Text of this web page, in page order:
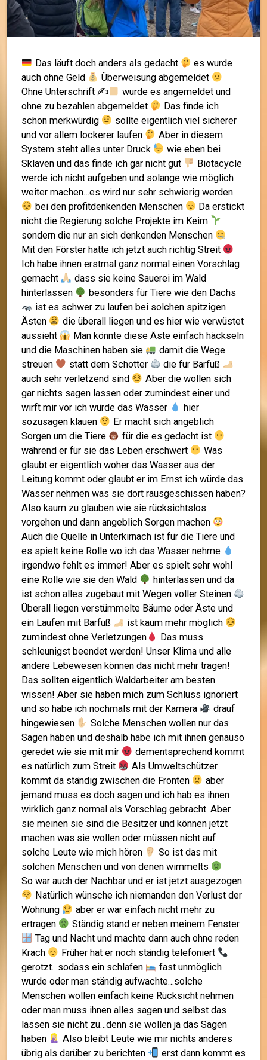
Das läuft doch anders als gedacht
es wurde
auch ohne Geld
Überweisung abgemeldet
Ohne Unterschrift ✍
wurde es angemeldet und
ohne zu bezahlen abgemeldet
Das finde ich
schon merkwürdig
sollte eigentlich viel sicherer
und vor allem lockerer laufen
Aber in diesem
System steht alles unter Druck
wie eben bei
Sklaven und das finde ich gar nicht gut
Biotacycle
werde ich nicht aufgeben und solange wie möglich
weiter machen…es wird nur sehr schwierig werden
bei den profitdenkenden Menschen
Da erstickt
nicht die Regierung solche Projekte im Keim
sondern die nur an sich denkenden Menschen
Mit den Förster hatte ich jetzt auch richtig Streit
Ich habe ihnen erstmal ganz normal einen Vorschlag
gemacht
dass sie keine Sauerei im Wald
hinterlassen
besonders für Tiere wie den Dachs
ist es schwer zu laufen bei solchen spitzigen
Ästen
die überall liegen und es hier wie verwüstet
aussieht
Man könnte diese Äste einfach häckseln
und die Maschinen haben sie
damit die Wege
streuen
statt dem Schotter
die für Barfuß
auch sehr verletzend sind
Aber die wollen sich
gar nichts sagen lassen oder zumindest einer und
wirft mir vor ich würde das Wasser
hier
sozusagen klauen
Er macht sich angeblich
Sorgen um die Tiere
für die es gedacht ist
während er für sie das Leben erschwert
Was
glaubt er eigentlich woher das Wasser aus der
Leitung kommt oder glaubt er im Ernst ich würde das
Wasser nehmen was sie dort rausgeschissen haben?
Also kaum zu glauben wie sie rücksichtslos
vorgehen und dann angeblich Sorgen machen
Auch die Quelle in Unterkirnach ist für die Tiere und
es spielt keine Rolle wo ich das Wasser nehme
irgendwo fehlt es immer! Aber es spielt sehr wohl
eine Rolle wie sie den Wald
hinterlassen und da
ist schon alles zugebaut mit Wegen voller Steinen
Überall liegen verstümmelte Bäume oder Äste und
ein Laufen mit Barfuß
ist kaum mehr möglich
zumindest ohne Verletzungen
Das muss
schleunigst beendet werden! Unser Klima und alle
andere Lebewesen können das nicht mehr tragen!
Das sollten eigentlich Waldarbeiter am besten
wissen! Aber sie haben mich zum Schluss ignoriert
und so habe ich nochmals mit der Kamera
drauf
hingewiesen
Solche Menschen wollen nur das
Sagen haben und deshalb habe ich mit ihnen genauso
geredet wie sie mit mir
dementsprechend kommt
es natürlich zum Streit
Als Umweltschützer
kommt da ständig zwischen die Fronten
aber
jemand muss es doch sagen und ich hab es ihnen
wirklich ganz normal als Vorschlag gebracht. Aber
sie meinen sie sind die Besitzer und können jetzt
machen was sie wollen oder müssen nicht auf
solche Leute wie mich hören
So ist das mit
solchen Menschen und von denen wimmelts
So war auch der Nachbar und er ist jetzt ausgezogen
Natürlich wünsche ich niemanden den Verlust der
Wohnung
aber er war einfach nicht mehr zu
ertragen
Ständig stand er neben meinem Fenster
Tag und Nacht und machte dann auch ohne reden
Krach
Früher hat er noch ständig telefoniert
gerotzt…sodass ein schlafen
fast unmöglich
wurde oder man ständig aufwachte…solche
Menschen wollen einfach keine Rücksicht nehmen
oder man muss ihnen alles sagen und selbst das
lassen sie nicht zu…denn sie wollen ja das Sagen
haben
Also bleibt Leute wie mir nichts anderes
übrig als darüber zu berichten
erst dann kommt es